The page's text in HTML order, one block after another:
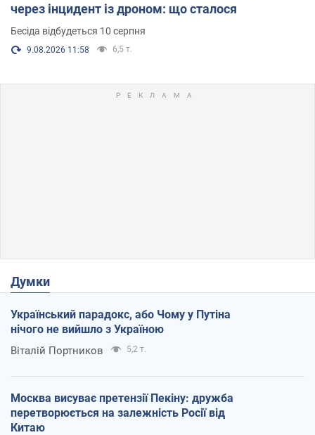
через інцидент із дроном: що сталося
Бесіда відбудеться 10 серпня
9.08.2026 11:58 6,5 т.
Думки
Український парадокс, або Чому у Путіна
нічого не вийшло з Україною
Віталій Портников 5,2 т.
Москва висуває претензії Пекіну: дружба
перетворюється на залежність Росії від
Китаю